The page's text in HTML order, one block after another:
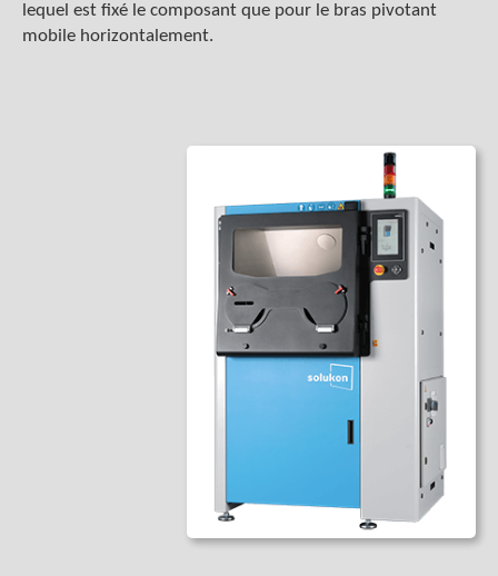
lequel est fixé le composant que pour le bras pivotant
mobile horizontalement.